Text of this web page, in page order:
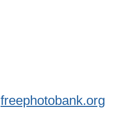
freephotobank.org